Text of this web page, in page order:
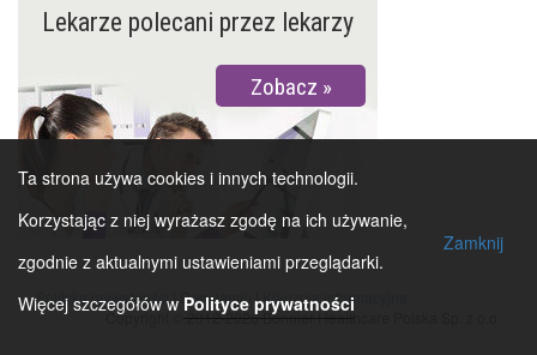
Lekarze polecani przez lekarzy
Zobacz
Polityka prywatności| Regulamin |Klauzula informacyjna
Copyright © 2012-2026 Bonnier Healthcare Polska Sp. z o.o.
Ta strona używa cookies i innych technologii.
Korzystając z niej wyrażasz zgodę na ich używanie,
zgodnie z aktualnymi ustawieniami przeglądarki.
Więcej szczegółów w Polityce prywatności
Zamknij